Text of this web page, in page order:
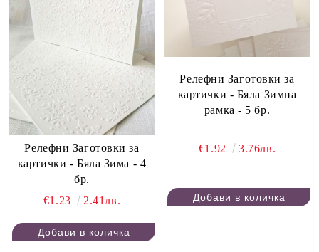
Релефни Заготовки за
картички - Бяла Зима - 4
бр.
€1.23
2.41лв.
Релефни Заготовки за
картички - Бяла Зимна
рамка - 5 бр.
€1.92 3.76лв.